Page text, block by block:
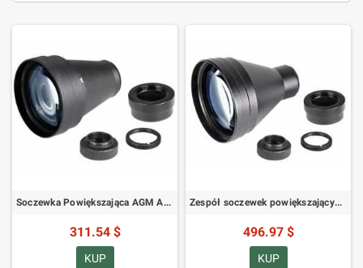
Soczewka Powiększająca AGM Afocal, 3X
311.54 $
KUP
Zespół soczewek powiększających AGM afokalny, 5X
496.97 $
KUP